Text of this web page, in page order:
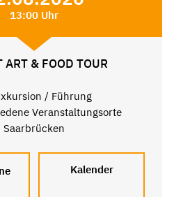
13:00 Uhr
ART & FOOD TOUR
/ Führung
Veranstaltungsorte
Saarbrücken
Kalender